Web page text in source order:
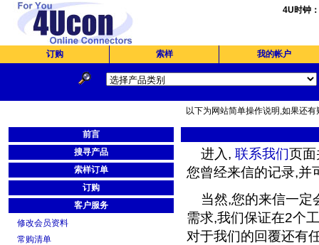
4U时钟：
订购 索样 我的帐户
以下为网站简单操作说明,如果还
前言
搜寻产品
索样订单
订购
客户服务
修改会员资料
常购清单
进入, 联系我们页
您曾经来信的记录,并
当然,您的来信一定
需求,我们保证在2个
对于我们的回覆还有